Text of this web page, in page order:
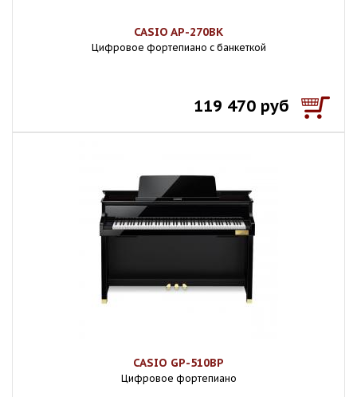
CASIO AP-270BK
Цифровое фортепиано с банкеткой
119 470 руб
CASIO GP-510BP
Цифровое фортепиано